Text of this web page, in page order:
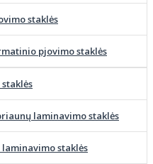
staklės
pjovimo staklės
laminavimo staklės
staklės